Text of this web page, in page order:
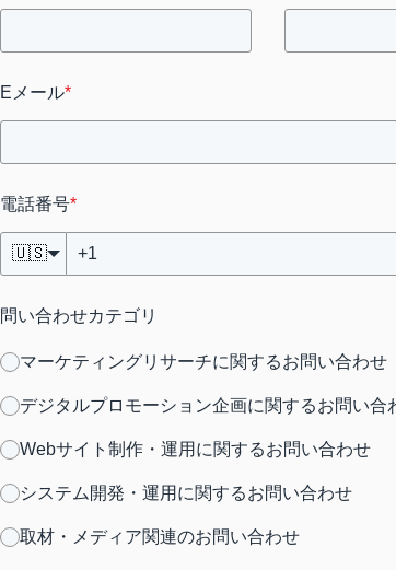
Eメール*
電話番号*
🇺🇸
問い合わせカテゴリ
マーケティングリサーチに関するお問い合わせ
デジタルプロモーション企画に関するお問い合
Webサイト制作・運用に関するお問い合わせ
システム開発・運用に関するお問い合わせ
取材・メディア関連のお問い合わせ